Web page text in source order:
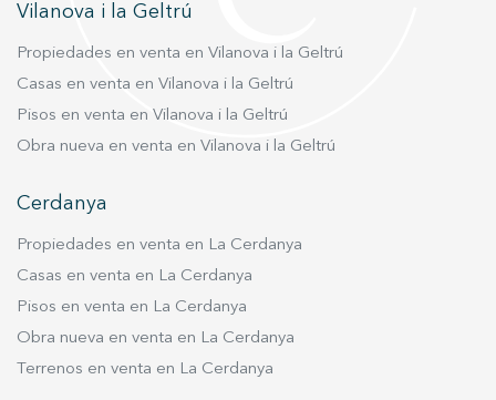
distribuidos. El edificio contará con calificación
energética A, lo que se traduce en un
climatización, así como un alto nivel de
aislamiento mediante lana de roca, carpintería
térmico, garantizando un excelente confort
cocinas completamente equipadas con
mobiliario, encimera de Silestone y
electrodomésticos Teka, incluyendo horno,
vitrocerámica y campana extractora. Además,
cuentan con conexión de fibra óptica y sistema
Vilanova i la Geltrú
Propiedades en venta en Vilanova i la Geltrú
Casas en venta en Vilanova i la Geltrú
Pisos en venta en Vilanova i la Geltrú
Obra nueva en venta en Vilanova i la Geltrú
Cerdanya
Propiedades en venta en La Cerdanya
Casas en venta en La Cerdanya
Pisos en venta en La Cerdanya
Obra nueva en venta en La Cerdanya
Terrenos en venta en La Cerdanya